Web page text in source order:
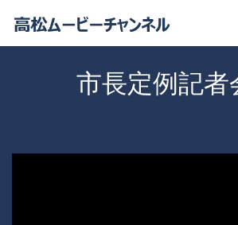
市長定例記者